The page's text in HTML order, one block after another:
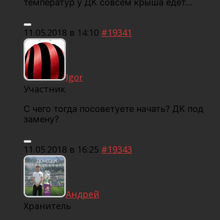
температур у ДК совсем крыша едет…
11.05.2018 в 14:10 #19341
Igor
Участник
С чего тогда посоветуете начать? ДК под
замену?
11.05.2018 в 16:25 #19343
Андрей
Хранитель